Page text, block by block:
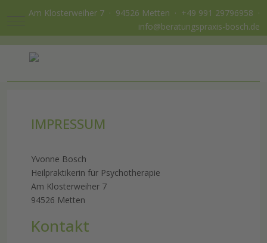
Am Klosterweiher 7 · 94526 Metten · +49 991 29796958 ·
info@beratungspraxis-bosch.de
Mobile Menu Toggle
IMPRESSUM
Yvonne Bosch
Heilpraktikerin für Psychotherapie
Am Klosterweiher 7
94526 Metten
Kontakt